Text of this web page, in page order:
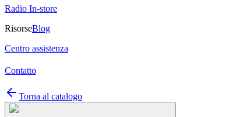
Radio In-store
RisorseBlog
Centro assistenza
Contatto
Torna al catalogo